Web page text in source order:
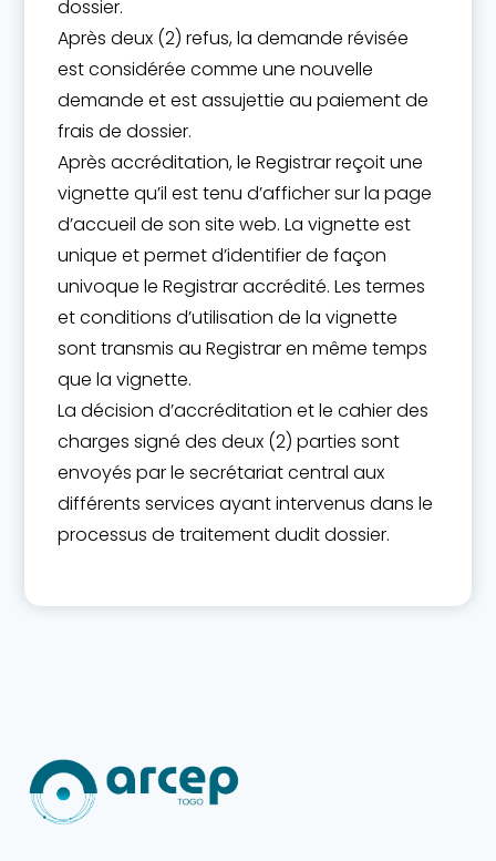
dossier.
Après deux (2) refus, la demande révisée
est considérée comme une nouvelle
demande et est assujettie au paiement de
frais de dossier.
Après accréditation, le Registrar reçoit une
vignette qu’il est tenu d’afficher sur la page
d’accueil de son site web. La vignette est
unique et permet d’identifier de façon
univoque le Registrar accrédité. Les termes
et conditions d’utilisation de la vignette
sont transmis au Registrar en même temps
que la vignette.
La décision d’accréditation et le cahier des
charges signé des deux (2) parties sont
envoyés par le secrétariat central aux
différents services ayant intervenus dans le
processus de traitement dudit dossier.